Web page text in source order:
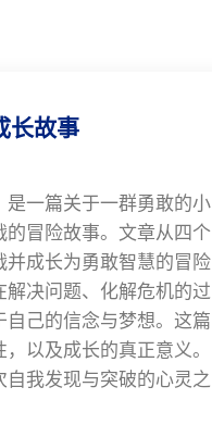
长故事
是一篇关于一群勇敢的小
冒险故事。文章从四个
成长为勇敢智慧的冒险
决问题、化解危机的过
己的信念与梦想。这篇
以及成长的真正意义。
我发现与突破的心灵之